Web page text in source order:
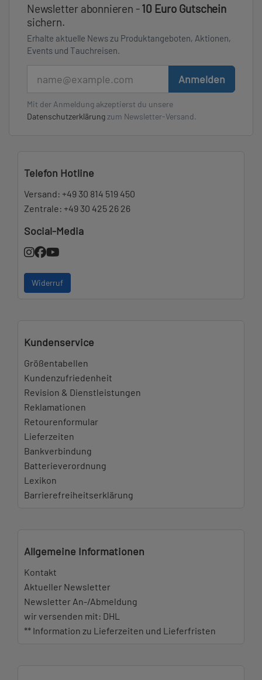
Newsletter abonnieren -10 Euro Gutschein
sichern.
Erhalte aktuelle News zu Produktangeboten, Aktionen,
Events und Tauchreisen.
Anmelden
Mit der Anmeldung akzeptierst du unsere
Datenschutzerklärung zum Newsletter-Versand.
Telefon Hotline
Versand: +49 30 814 519 450
Zentrale: +49 30 425 26 26
Social-Media
Widerruf
Kundenservice
Größentabellen
Kundenzufriedenheit
Revision & Dienstleistungen
Reklamationen
Retourenformular
Lieferzeiten
Bankverbindung
Batterieverordnung
Lexikon
Barrierefreiheitserklärung
Allgemeine Informationen
Kontakt
Aktueller Newsletter
Newsletter An-/Abmeldung
wir versenden mit: DHL
** Information zu Lieferzeiten und Lieferfristen